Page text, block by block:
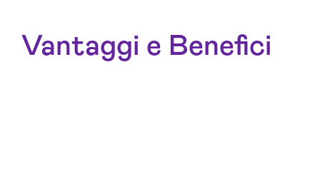
Vantaggi e Benefici